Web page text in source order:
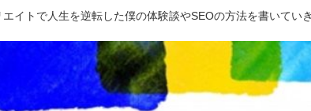
トで人生を逆転した僕の体験談やSEOの方法を書いていき